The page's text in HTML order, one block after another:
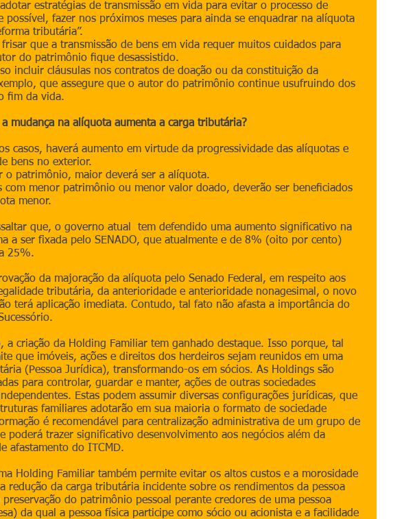
estratégias de transmissão em vida para evitar o processo de
possível, fazer nos próximos meses para ainda se enquadrar na alíquota
tributária”.
que a transmissão de bens em vida requer muitos cuidados para
do patrimônio ﬁque desassistido.
incluir cláusulas nos contratos de doação ou da constituição da
que assegure que o autor do patrimônio continue usufruindo dos
ﬁm da vida.
mudança na alíquota aumenta a carga tributária?
casos, haverá aumento em virtude da progressividade das alíquotas e
bens no exterior.
o patrimônio, maior deverá ser a alíquota.
com menor patrimônio ou menor valor doado, deverão ser beneﬁciados
menor.
que, o governo atual  tem defendido uma aumento significativo na
a ser fixada pelo SENADO, que atualmente e de 8% (oito por cento)
25%.
da majoração da alíquota pelo Senado Federal, em respeito aos
tributária, da anterioridade e anterioridade nonagesimal, o novo
terá aplicação imediata. Contudo, tal fato não afasta a importância do
a criação da Holding Familiar tem ganhado destaque. Isso porque, tal
que imóveis, ações e direitos dos herdeiros sejam reunidos em uma
(Pessoa Jurídica), transformando-os em sócios. As Holdings são
para controlar, guardar e manter, ações de outras sociedades
Estas podem assumir diversas configurações jurídicas, que
familiares adotarão em sua maioria o formato de sociedade
é recomendável para centralização administrativa de um grupo de
poderá trazer significativo desenvolvimento aos negócios além da
afastamento do ITCMD.
Holding Familiar também permite evitar os altos custos e a morosidade
redução da carga tributária incidente sobre os rendimentos da pessoa
preservação do patrimônio pessoal perante credores de uma pessoa
da qual a pessoa física participe como sócio ou acionista e a facilidade